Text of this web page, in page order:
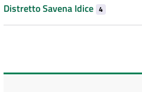
Distretto Savena Idice 4